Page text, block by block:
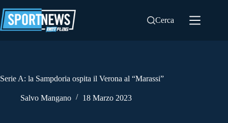
al
contenuto
Cerca
Serie A: la Sampdoria ospita il Verona al “Marassi”
Salvo Mangano 18 Marzo 2023